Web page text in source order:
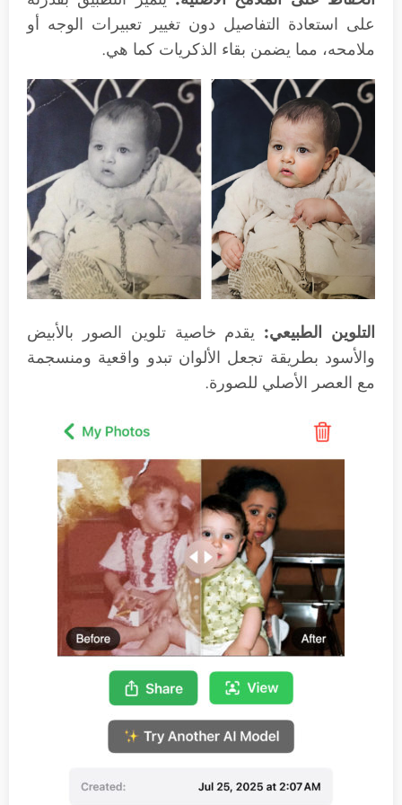
على استعادة التفاصيل دون تغيير تعبيرات الوجه أو
ملامحه، مما يضمن بقاء الذكريات كما هي.
التلوين الطبيعي: يقدم خاصية تلوين الصور بالأبيض
والأسود بطريقة تجعل الألوان تبدو واقعية ومنسجمة
مع العصر الأصلي للصورة.